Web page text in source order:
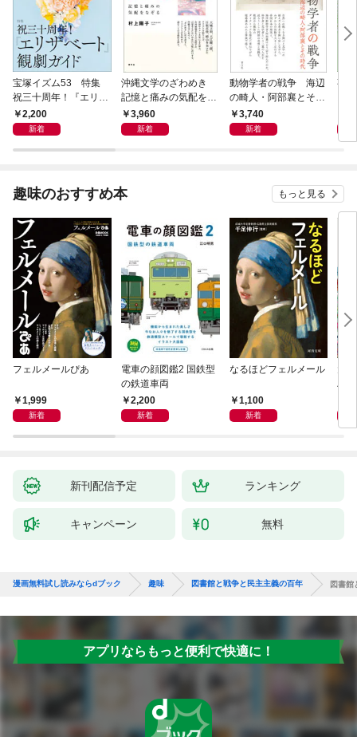
宝塚イズム53 特集
祝三十周年！『エリザ
ベート』観劇ガイド
2,200
新着
沖縄文学のざわめき
記憶と痛みの気配をな
ぞる3,960
新着
動物学者の戦争 海辺
の畸人・阿部襄とその
時代3,740
新着
事
趣味のおすすめ本 もっと見る
フェルメールぴあ
1,999
新着
電車の顔図鑑2 国鉄型
の鉄道車両
2,200
新着
なるほどフェルメール
1,100
新着
ハ
新刊配信予定 ランキング
キャンペーン 無料
漫画無料試し読みならdブック 趣味 図書館と戦争と民主主義の百年 図書館
アプリならもっと便利で快適に！